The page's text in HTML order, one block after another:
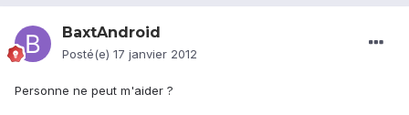
BaxtAndroid
Posté(e) 17 janvier 2012
Personne ne peut m'aider ?